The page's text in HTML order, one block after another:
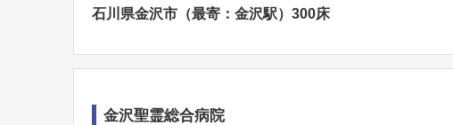
石川県金沢市（最寄：金沢駅）300床
金沢聖霊総合病院